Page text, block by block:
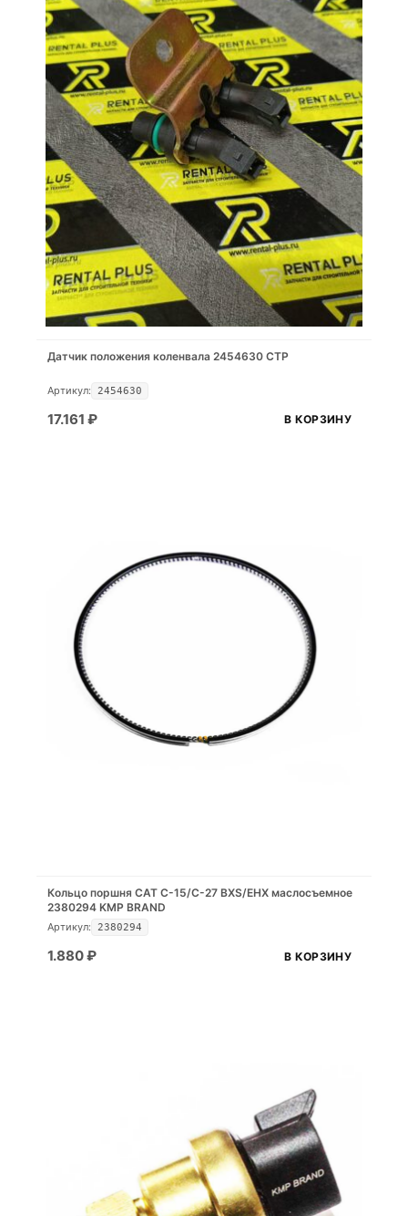
Датчик положения коленвала 2454630 CTP
Артикул: 2454630
17.161 ₽ В КОРЗИНУ
Кольцо поршня CAT C-15/C-27 BXS/EHX маслосъемное
2380294 KMP BRAND
Артикул: 2380294
1.880₽ В КОРЗИНУ